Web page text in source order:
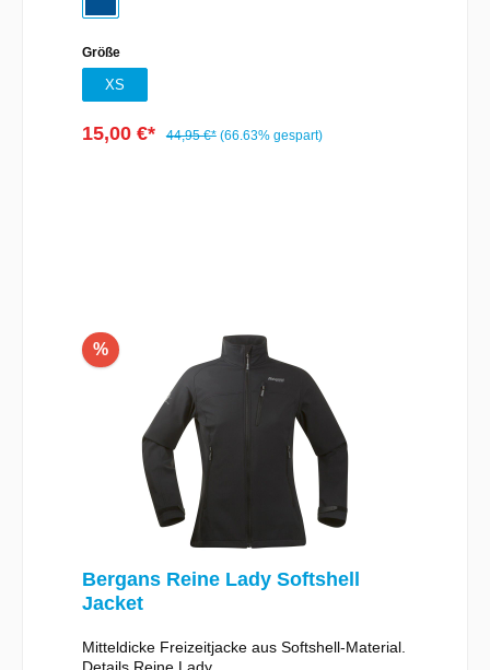
Größe
XS
15,00 €* 44,95 €* (66.63% gespart)
%
Bergans Reine Lady Softshell
Jacket
Mitteldicke Freizeitjacke aus Softshell-Material.
Details Reine Lady